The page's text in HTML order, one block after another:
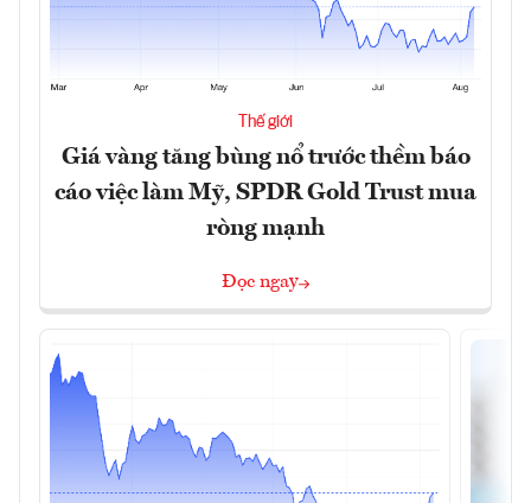
Thế giới
Giá vàng tăng bùng nổ trước thềm báo
cáo việc làm Mỹ, SPDR Gold Trust mua
ròng mạnh
Đọc ngay